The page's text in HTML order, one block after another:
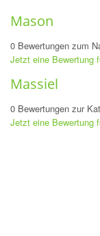
Mason
0 Bewertungen zum
Jetzt eine Bewertung
Massiel
0 Bewertungen zur
Jetzt eine Bewertung